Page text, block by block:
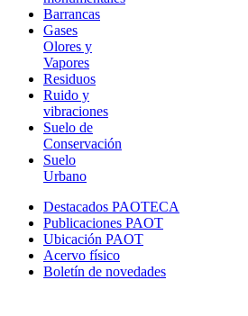
Barrancas
Gases
Olores y
Vapores
Residuos
Ruido y
vibraciones
Suelo de
Conservación
Suelo
Urbano
Destacados PAOTECA
Publicaciones PAOT
Ubicación PAOT
Acervo físico
Boletín de novedades